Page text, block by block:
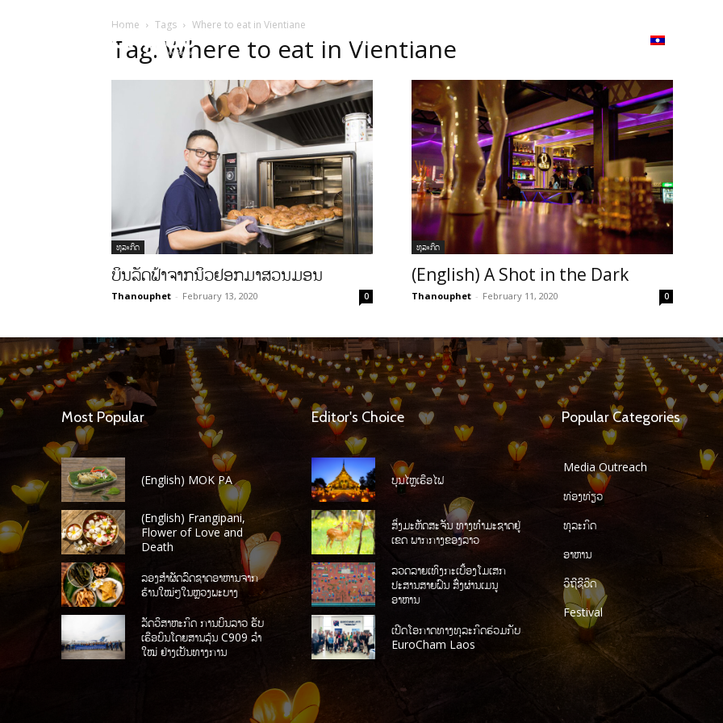
ບົດຄວາມ ISSUU
Home Tags Where to eat in Vientiane
Tag: Where to eat in Vientiane
ທຸລະກິດ
ບິນລັດຟ້າຈາກນິວຢອກມາສວນມອນ
Thanouphet - February 13, 2020 0
ທຸລະກິດ
(English) A Shot in the Dark
Thanouphet - February 11, 2020 0
Most Popular
(English) MOK PA
(English) Frangipani,
Flower of Love and
Death
ລອງສໍາຜັດລົດຊາດອາຫານຈາກ
ຮ້ານໃໝ່ໆໃນຫຼວງພະບາງ
ລັດວິສາຫະກິດ ການບິນລາວ ຮັບ
ເຮືອບິນໂດຍສານລຸ້ນ C909 ລໍາ
ໃໝ່ ຢ່າງເປັນທາງການ
Editor's Choice
ບຸນໄຫຼເຮືອໄຟ
ສິ່ງມະຫັດສະຈັນ ທາງທໍາມະຊາດຢູ່
ເຂດ ພາກກາງຂອງລາວ
ລວດລາຍເທິງກະເບື້ອງໂມເສກ
ປະສານສາຍຝົນ ສົ່ງຜ່ານເມນູ
ອາຫານ
ເປີດໂອກາດທາງທຸລະກິດຮ່ວມກັບ
EuroCham Laos
Popular Categories
Media Outreach
ທ່ອງທ່ຽວ
ທຸລະກິດ
ອາຫານ
ວິຖີຊີວິດ
Festival